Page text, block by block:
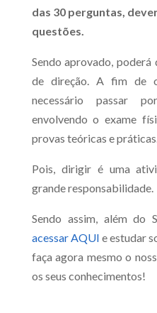
das 30 perguntas,
questões.
Sendo aprovado,
de direção. A fim de
necessário passar
envolvendo o exame
provas teóricas e práticas.
Pois, dirigir é uma
grande responsabilidade.
Sendo assim, além do
acessar AQUI e estudar
faça agora mesmo o
os seus conhecimentos!